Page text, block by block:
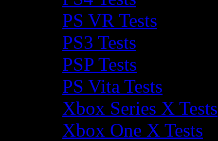
PS VR Tests
PS3 Tests
PSP Tests
PS Vita Tests
Xbox Series X Tests
Xbox One X Tests